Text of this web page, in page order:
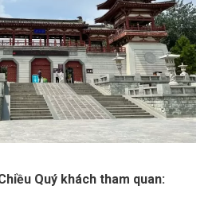
Quý khách tham quan: